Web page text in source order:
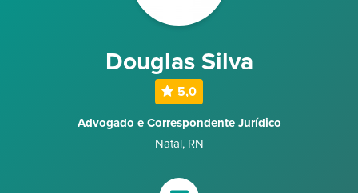
Douglas Silva
5,0
Advogado e Correspondente Jurídico
Natal, RN